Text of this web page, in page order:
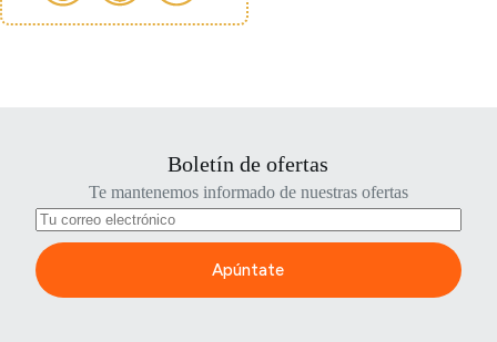
Boletín de ofertas
Te mantenemos informado de nuestras ofertas
Apúntate